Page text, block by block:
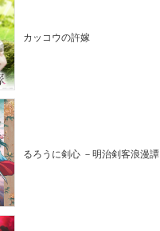
カッコウの許嫁
るろうに剣心 －明治剣客浪漫